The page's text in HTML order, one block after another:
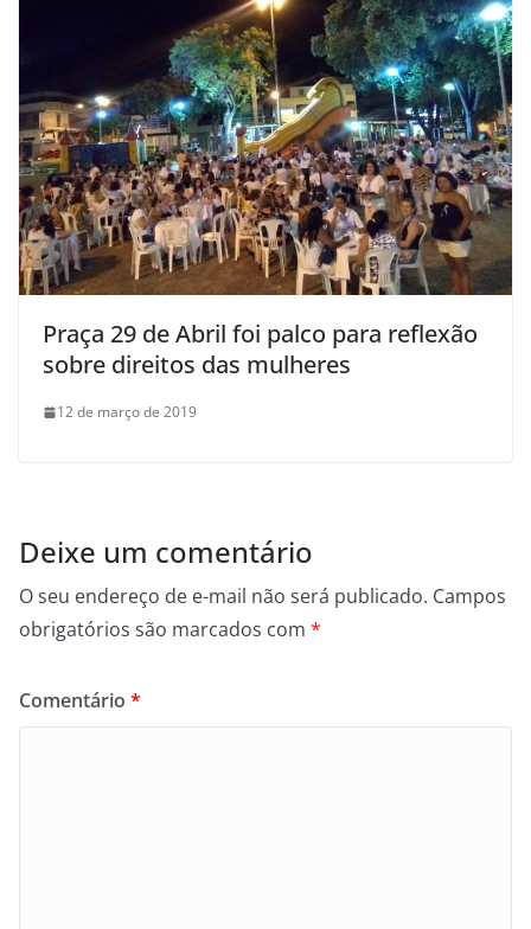
Praça 29 de Abril foi palco para reflexão
sobre direitos das mulheres
12 de março de 2019
Deixe um comentário
O seu endereço de e-mail não será publicado. Campos
obrigatórios são marcados com *
Comentário *